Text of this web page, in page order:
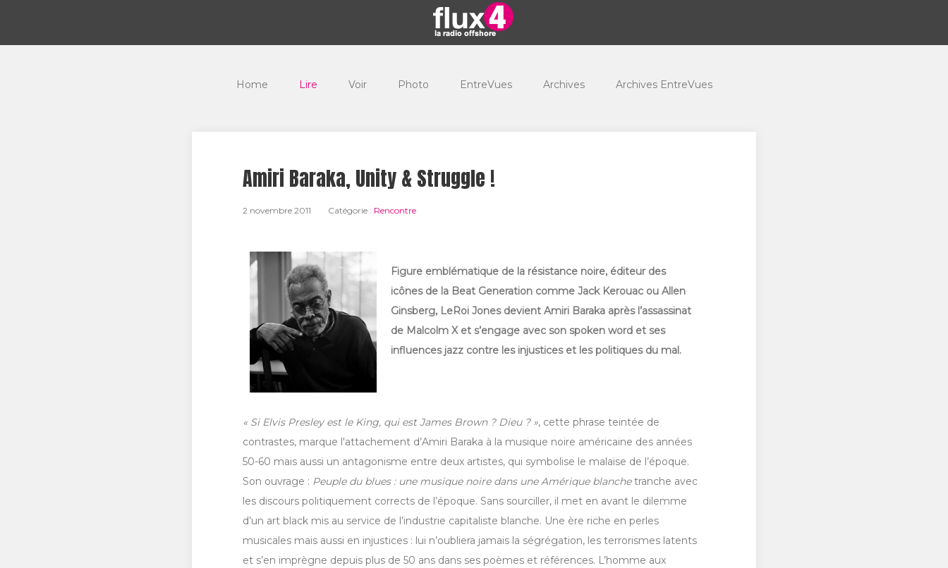
Home Lire Voir Photo EntreVues Archives Archives EntreVues
Amiri Baraka, Unity & Struggle !
2 novembre 2011 Catégorie : Rencontre
Figure emblématique de la résistance noire, éditeur des
icônes de la Beat Generation comme Jack Kerouac ou Allen
Ginsberg, LeRoi Jones devient Amiri Baraka après l’assassinat
de Malcolm X et s’engage avec son spoken word et ses
influences jazz contre les injustices et les politiques du mal.
« Si Elvis Presley est le King, qui est James Brown ? Dieu ? », cette phrase teintée de
contrastes, marque l'attachement d’Amiri Baraka à la musique noire américaine des années
50-60 mais aussi un antagonisme entre deux artistes, qui symbolise le malaise de l’époque.
Son ouvrage : Peuple du blues : une musique noire dans une Amérique blanchetranche avec
les discours politiquement corrects de l’époque. Sans sourciller, il met en avant le dilemme
d’un art black mis au service de l’industrie capitaliste blanche. Une ère riche en perles
musicales mais aussi en injustices : lui n’oubliera jamais la ségrégation, les terrorismes latents
et s’en imprègne depuis plus de 50 ans dans ses poèmes et références. L’homme aux